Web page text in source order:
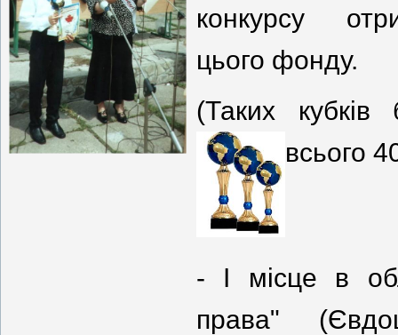
конкурсу
цього фонду.
(Таких кубків
всього
- І місце в
права"